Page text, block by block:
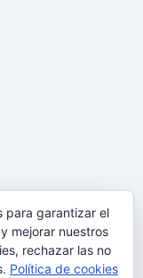
para garantizar el
mejorar nuestros
rechazar las no
Política de cookies